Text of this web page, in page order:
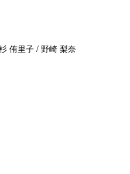
杉 侑里子 / 野崎 梨奈